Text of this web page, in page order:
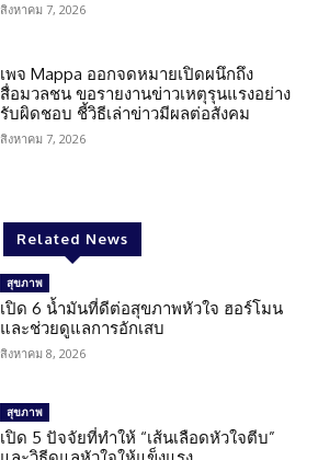
สิงหาคม 7, 2026
เพจ Mappa ออกจดหมายเปิดผนึกถึง
สื่อมวลชน ขอรายงานข่าวเหตุรุนแรงอย่าง
รับผิดชอบ ชี้วิธีเล่าข่าวมีผลต่อสังคม
สิงหาคม 7, 2026
Related News
สุขภาพ
เปิด 6 น้ำมันที่ดีต่อสุขภาพหัวใจ ฮอร์โมน
และช่วยดูแลการอักเสบ
สิงหาคม 8, 2026
สุขภาพ
เปิด 5 ปัจจัยที่ทำให้ “เส้นเลือดหัวใจตีบ”